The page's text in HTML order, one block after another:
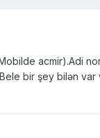
acmir).Adi
bir şey bilən